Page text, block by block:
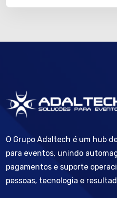
O Grupo Adaltech é um hub
para eventos, unindo
pagamentos e suporte
pessoas, tecnologia e